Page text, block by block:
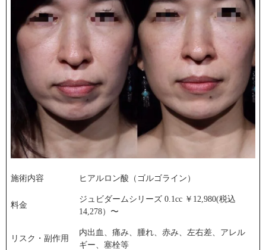
施術内容 ヒアルロン酸（ゴルゴライン）
料金
ジュビダームシリーズ 0.1cc ￥12,980(税込
14,278）〜
リスク・副作用
内出血、痛み、腫れ、赤み、左右差、アレル
ギー、塞栓等